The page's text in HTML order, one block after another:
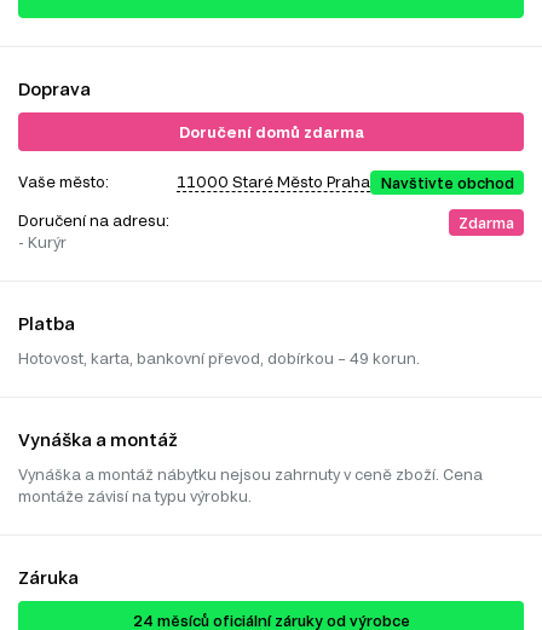
Doprava
Doručení domů zdarma
Vaše město: 11000 Staré Město Praha Navštivte obchod
Doručení na adresu:
- Kurýr
Zdarma
Platba
Hotovost, karta, bankovní převod, dobírkou – 49 korun.
Vynáška a montáž
Vynáška a montáž nábytku nejsou zahrnuty v ceně zboží. Cena
montáže závisí na typu výrobku.
Záruka
24 ​​​​měsíců oficiální záruky od výrobce